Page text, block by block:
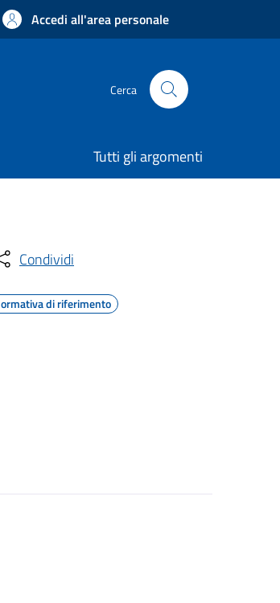
Accedi all'area personale
Cerca
Tutti gli argomenti
Condividi
di riferimento